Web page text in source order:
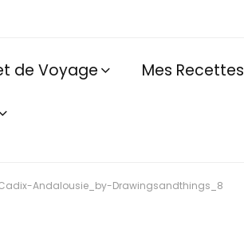
de Voyage Mes Recettes
Andalousie_by-Drawingsandthings_8